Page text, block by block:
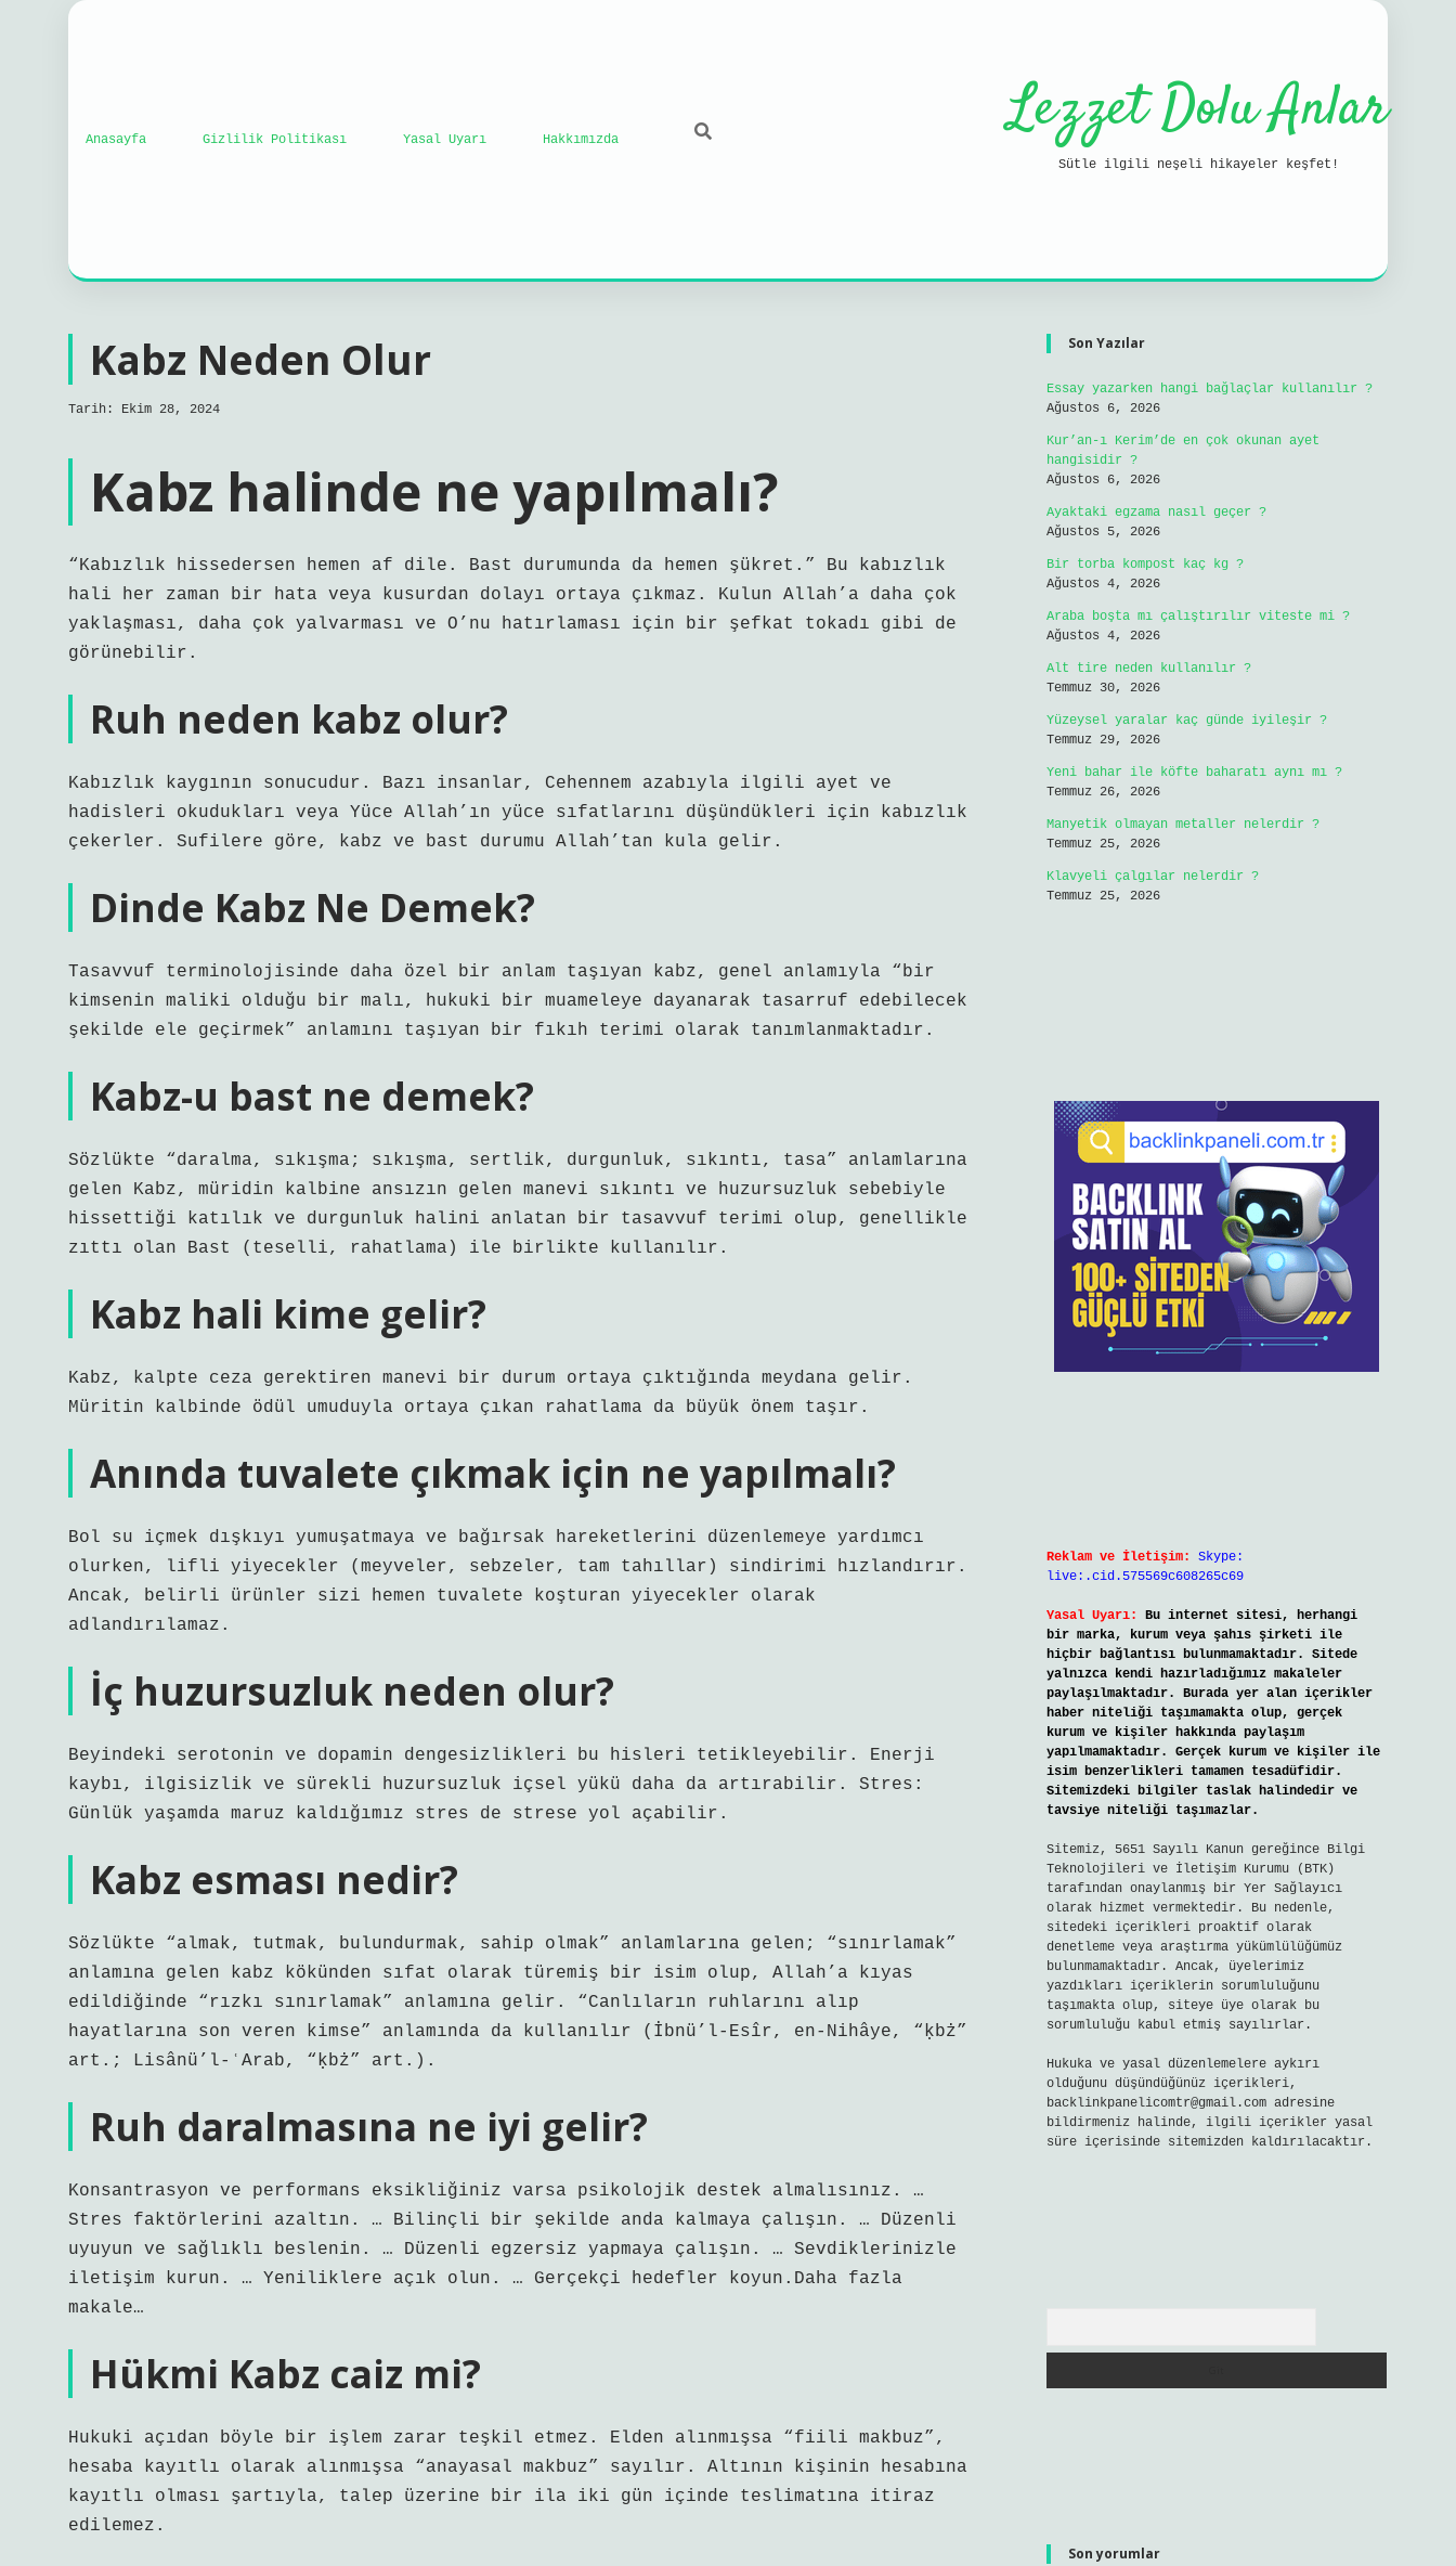
Anasayfa Gizlilik Politikası Yasal Uyarı Hakkımızda Lezzet Dolu Anlar
Sütle ilgili neşeli hikayeler keşfet!
Kabz Neden Olur
Tarih: Ekim 28, 2024
Kabz halinde ne yapılmalı?
“Kabızlık hissedersen hemen af ​​dile. Bast durumunda da hemen şükret.” Bu kabızlık
hali her zaman bir hata veya kusurdan dolayı ortaya çıkmaz. Kulun Allah’a daha çok
yaklaşması, daha çok yalvarması ve O’nu hatırlaması için bir şefkat tokadı gibi de
görünebilir.
Ruh neden kabz olur?
Kabızlık kaygının sonucudur. Bazı insanlar, Cehennem azabıyla ilgili ayet ve
hadisleri okudukları veya Yüce Allah’ın yüce sıfatlarını düşündükleri için kabızlık
çekerler. Sufilere göre, kabz ve bast durumu Allah’tan kula gelir.
Dinde Kabz Ne Demek?
Tasavvuf terminolojisinde daha özel bir anlam taşıyan kabz, genel anlamıyla “bir
kimsenin maliki olduğu bir malı, hukuki bir muameleye dayanarak tasarruf edebilecek
şekilde ele geçirmek” anlamını taşıyan bir fıkıh terimi olarak tanımlanmaktadır.
Kabz-u bast ne demek?
Sözlükte “daralma, sıkışma; sıkışma, sertlik, durgunluk, sıkıntı, tasa” anlamlarına
gelen Kabz, müridin kalbine ansızın gelen manevi sıkıntı ve huzursuzluk sebebiyle
hissettiği katılık ve durgunluk halini anlatan bir tasavvuf terimi olup, genellikle
zıttı olan Bast (teselli, rahatlama) ile birlikte kullanılır.
Kabz hali kime gelir?
Kabz, kalpte ceza gerektiren manevi bir durum ortaya çıktığında meydana gelir.
Müritin kalbinde ödül umuduyla ortaya çıkan rahatlama da büyük önem taşır.
Anında tuvalete çıkmak için ne yapılmalı?
Bol su içmek dışkıyı yumuşatmaya ve bağırsak hareketlerini düzenlemeye yardımcı
olurken, lifli yiyecekler (meyveler, sebzeler, tam tahıllar) sindirimi hızlandırır.
Ancak, belirli ürünler sizi hemen tuvalete koşturan yiyecekler olarak
adlandırılamaz.
İç huzursuzluk neden olur?
Beyindeki serotonin ve dopamin dengesizlikleri bu hisleri tetikleyebilir. Enerji
kaybı, ilgisizlik ve sürekli huzursuzluk içsel yükü daha da artırabilir. Stres:
Günlük yaşamda maruz kaldığımız stres de strese yol açabilir.
Kabz esması nedir?
Sözlükte “almak, tutmak, bulundurmak, sahip olmak” anlamlarına gelen; “sınırlamak”
anlamına gelen kabz kökünden sıfat olarak türemiş bir isim olup, Allah’a kıyas
edildiğinde “rızkı sınırlamak” anlamına gelir. “Canlıların ruhlarını alıp
hayatlarına son veren kimse” anlamında da kullanılır (İbnü’l-Esîr, en-Nihâye, “ḳbż”
art.; Lisânü’l-ʿArab, “ḳbż” art.).
Ruh daralmasına ne iyi gelir?
Konsantrasyon ve performans eksikliğiniz varsa psikolojik destek almalısınız. …
Stres faktörlerini azaltın. … Bilinçli bir şekilde anda kalmaya çalışın. … Düzenli
uyuyun ve sağlıklı beslenin. … Düzenli egzersiz yapmaya çalışın. … Sevdiklerinizle
iletişim kurun. … Yeniliklere açık olun. … Gerçekçi hedefler koyun.Daha fazla
makale…
Hükmi Kabz caiz mi?
Hukuki açıdan böyle bir işlem zarar teşkil etmez. Elden alınmışsa “fiili makbuz”,
hesaba kayıtlı olarak alınmışsa “anayasal makbuz” sayılır. Altının kişinin hesabına
kayıtlı olması şartıyla, talep üzerine bir ila iki gün içinde teslimatına itiraz
edilemez.
Sidebar
Son Yazılar
Essay yazarken hangi bağlaçlar kullanılır ?
Ağustos 6, 2026
Kur’an-ı Kerim’de en çok okunan ayet
hangisidir ?
Ağustos 6, 2026
Ayaktaki egzama nasıl geçer ?
Ağustos 5, 2026
Bir torba kompost kaç kg ?
Ağustos 4, 2026
Araba boşta mı çalıştırılır viteste mi ?
Ağustos 4, 2026
Alt tire neden kullanılır ?
Temmuz 30, 2026
Yüzeysel yaralar kaç günde iyileşir ?
Temmuz 29, 2026
Yeni bahar ile köfte baharatı aynı mı ?
Temmuz 26, 2026
Manyetik olmayan metaller nelerdir ?
Temmuz 25, 2026
Klavyeli çalgılar nelerdir ?
Temmuz 25, 2026
Reklam ve İletişim:
Skype:
live:.cid.575569c608265c69
Yasal Uyarı:
Bu internet sitesi, herhangi
bir marka, kurum veya şahıs şirketi ile
hiçbir bağlantısı bulunmamaktadır. Sitede
yalnızca kendi hazırladığımız makaleler
paylaşılmaktadır. Burada yer alan içerikler
haber niteliği taşımamakta olup, gerçek
kurum ve kişiler hakkında paylaşım
yapılmamaktadır. Gerçek kurum ve kişiler ile
isim benzerlikleri tamamen tesadüfidir.
Sitemizdeki bilgiler taslak halindedir ve
tavsiye niteliği taşımazlar.
Sitemiz, 5651 Sayılı Kanun gereğince Bilgi
Teknolojileri ve İletişim Kurumu (BTK)
tarafından onaylanmış bir Yer Sağlayıcı
olarak hizmet vermektedir. Bu nedenle,
sitedeki içerikleri proaktif olarak
denetleme veya araştırma yükümlülüğümüz
bulunmamaktadır. Ancak, üyelerimiz
yazdıkları içeriklerin sorumluluğunu
taşımakta olup, siteye üye olarak bu
sorumluluğu kabul etmiş sayılırlar.
Hukuka ve yasal düzenlemelere aykırı
olduğunu düşündüğünüz içerikleri,
backlinkpanelicomtr@gmail.comadresine
bildirmeniz halinde, ilgili içerikler yasal
süre içerisinde sitemizden kaldırılacaktır.
Son yorumlar